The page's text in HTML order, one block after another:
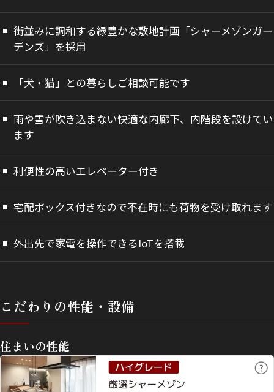
街並みに調和する緑豊かな敷地計画「シャーメゾンガー
デンズ」を採用
「犬・猫」との暮らしご相談可能です
雨や雪が吹き込まない快適な内廊下、内階段を設けてい
ます
利便性の高いエレベーター付き
宅配ボックス付きなので不在時にも荷物を受け取れます
外出先で家電を操作できるIoTを搭載
こだわりの性能・設備
住まいの性能